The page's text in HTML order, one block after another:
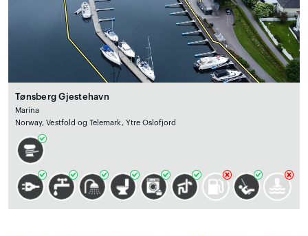
Tønsberg Gjestehavn
Marina
Norway, Vestfold og Telemark, Ytre Oslofjord